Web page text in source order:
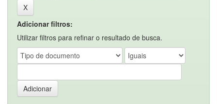
Adicionar filtros:
Utilizar filtros para refinar o resultado de busca.